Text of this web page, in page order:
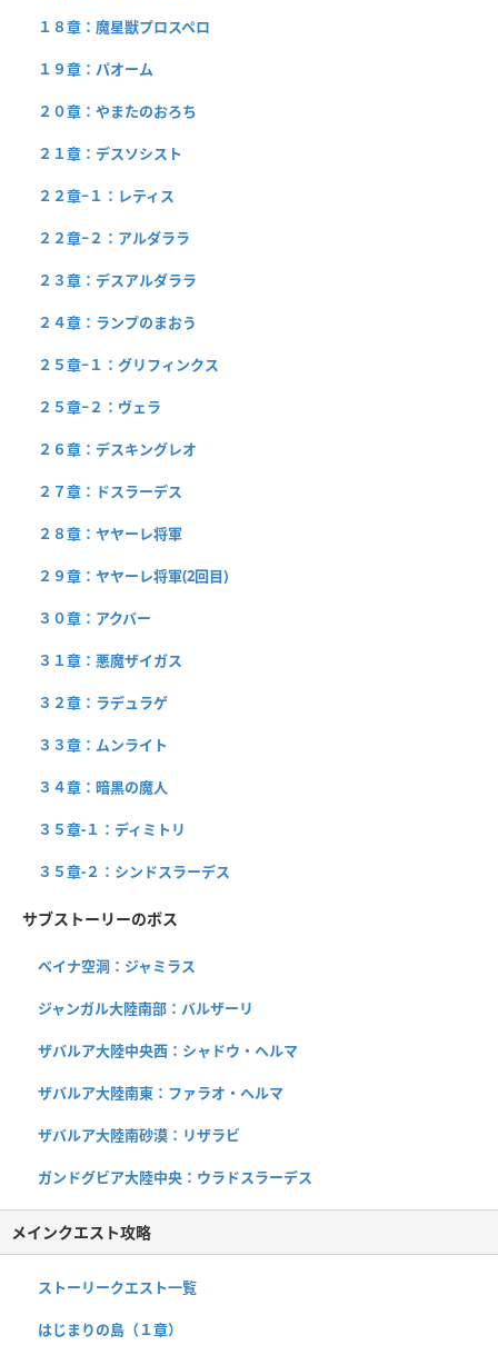
１８章：魔星獣プロスペロ
１９章：パオーム
２０章：やまたのおろち
２１章：デスソシスト
２２章−１：レティス
２２章−２：アルダララ
２３章：デスアルダララ
２４章：ランプのまおう
２５章−１：グリフィンクス
２５章−２：ヴェラ
２６章：デスキングレオ
２７章：ドスラーデス
２８章：ヤヤーレ将軍
２９章：ヤヤーレ将軍(2回目)
３０章：アクバー
３１章：悪魔ザイガス
３２章：ラデュラゲ
３３章：ムンライト
３４章：暗黒の魔人
３５章-１：ディミトリ
３５章-２：シンドスラーデス
サブストーリーのボス
ベイナ空洞：ジャミラス
ジャンガル大陸南部：バルザーリ
ザバルア大陸中央西：シャドウ・ヘルマ
ザバルア大陸南東：ファラオ・ヘルマ
ザバルア大陸南砂漠：リザラビ
ガンドグビア大陸中央：ウラドスラーデス
メインクエスト攻略
ストーリークエスト一覧
はじまりの島（１章）